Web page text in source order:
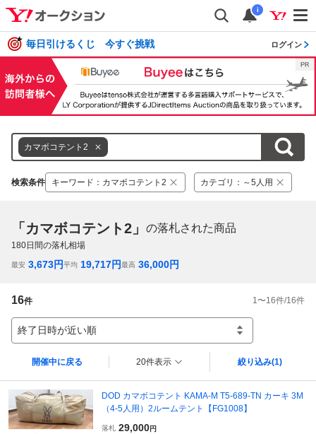
i
毎日引けるくじ 今すぐ挑戦 ログイン
カマボコテント2
検索条件 キーワード ： カマボコテント2 カテゴリ ： ～5人用
「カマボコテント2」 の落札された商品
180日間の落札相場
最安 3,673円平均 19,717円最高 36,000円
16件 1 〜16件/16件
終了日時が近い順
開催中に戻る 20件表示 絞り込み(1)
DOD カマボコテント KAMA-M T5-689-TN カーキ 3M
（4-5人用）2ルームテント【FG1008】
落札 29,000円